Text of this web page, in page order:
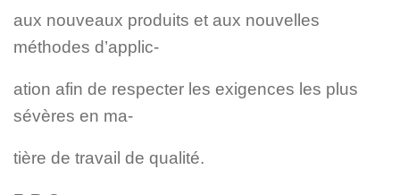
aux nouveaux produits et aux nouvelles
méthodes d’applic-
ation afin de respecter les exigences les plus
sévères en ma-
tière de travail de qualité.